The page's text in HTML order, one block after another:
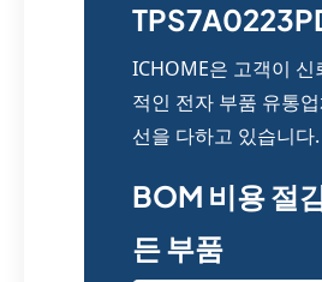
ICHOME은 고객이 신
적인 전자 부품 유통
선을 다하고 있습니다.
BOM 비용 절
든 부품